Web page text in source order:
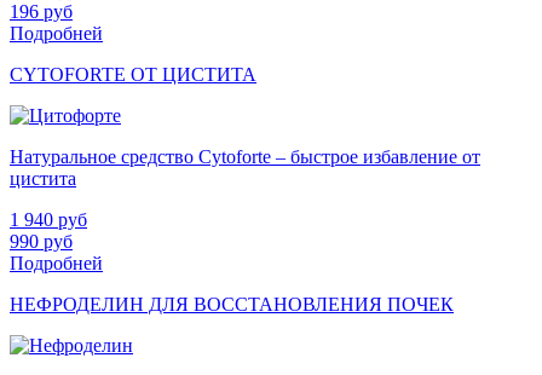
196 руб
Подробней
СYTOFORTE ОТ ЦИСТИТА
Натуральное средство Сytoforte – быстрое избавление от
цистита
1 940 руб
990 руб
Подробней
НЕФРОДЕЛИН ДЛЯ ВОССТАНОВЛЕНИЯ ПОЧЕК